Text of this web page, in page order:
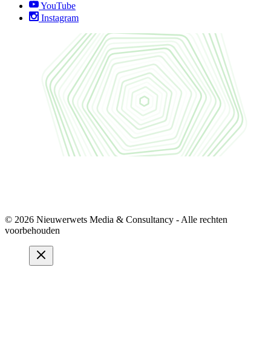
YouTube
Instagram
© 2026 Nieuwerwets Media & Consultancy - Alle rechten
voorbehouden